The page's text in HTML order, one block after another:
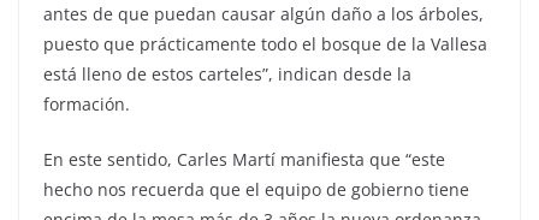
antes de que puedan causar algún daño a los árboles,
puesto que prácticamente todo el bosque de la Vallesa
está lleno de estos carteles”, indican desde la
formación.
En este sentido, Carles Martí manifiesta que “este
hecho nos recuerda que el equipo de gobierno tiene